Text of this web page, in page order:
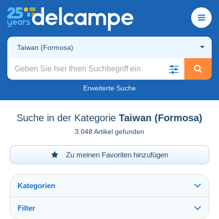
Taiwan (Formosa)
Erweiterte Suche
Suche in der Kategorie Taiwan (Formosa)
3.048 Artikel gefunden
Zu meinen Favoriten hinzufügen
Kategorien
Filter